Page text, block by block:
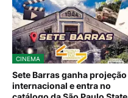
CINEMA
Sete Barras ganha projeção
internacional e entra no